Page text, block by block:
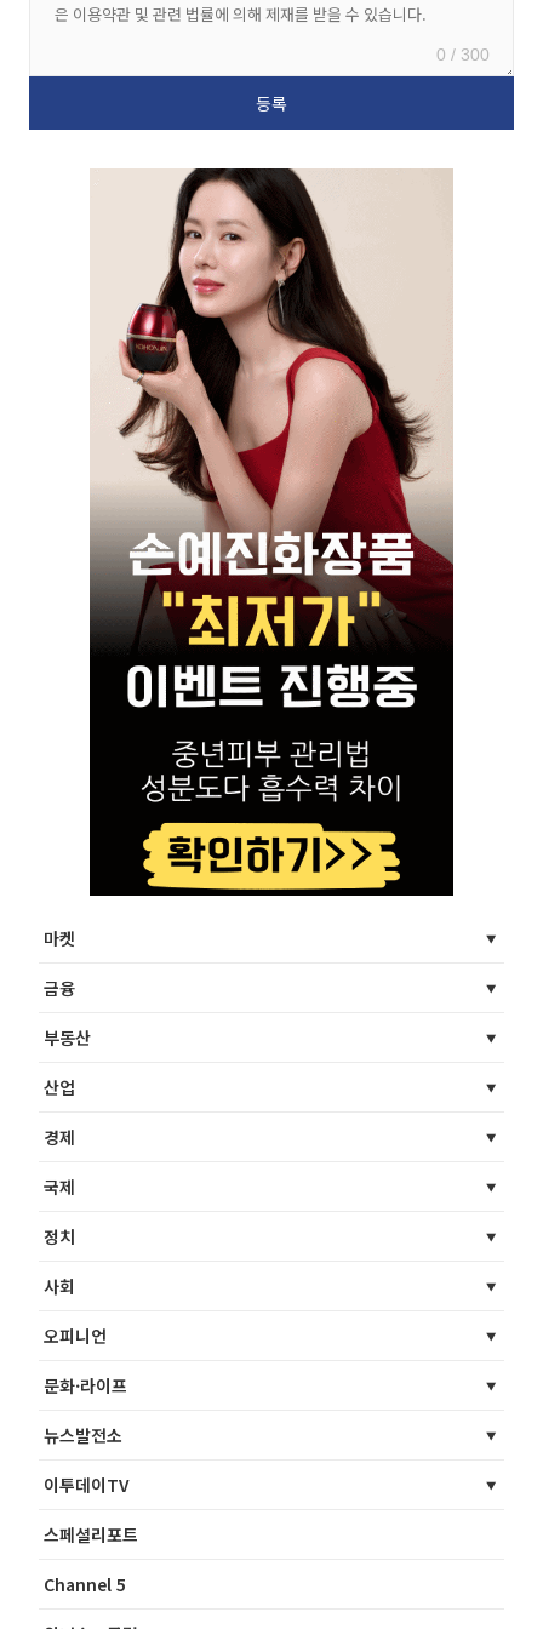
0 / 300
마켓
금융
부동산
산업
경제
국제
정치
사회
오피니언
문화·라이프
뉴스발전소
이투데이TV
스페셜리포트
Channel 5